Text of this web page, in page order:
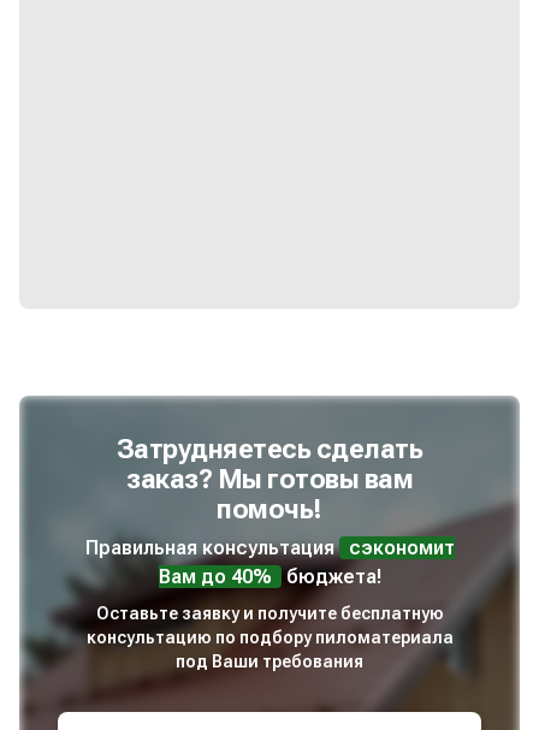
Затрудняетесь сделать
заказ? Мы готовы вам
помочь!
Правильная консультация
сэкономит
Вам до 40%
бюджета!
Оставьте заявку и получите бесплатную
консультацию по подбору пиломатериала
под Ваши требования